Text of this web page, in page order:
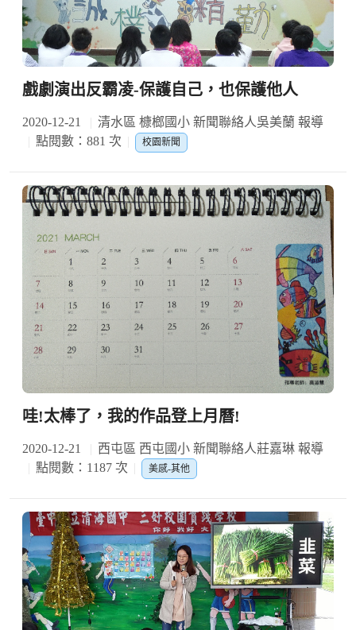
戲劇演出反霸凌-保護自己，也保護他人
2020-12-21
清水區 槺榔國小 新聞聯絡人吳美蘭 報導
點閱數：881 次
校園新聞
哇!太棒了，我的作品登上月曆!
2020-12-21
西屯區 西屯國小 新聞聯絡人莊嘉琳 報導
點閱數：1187 次
美感-其他